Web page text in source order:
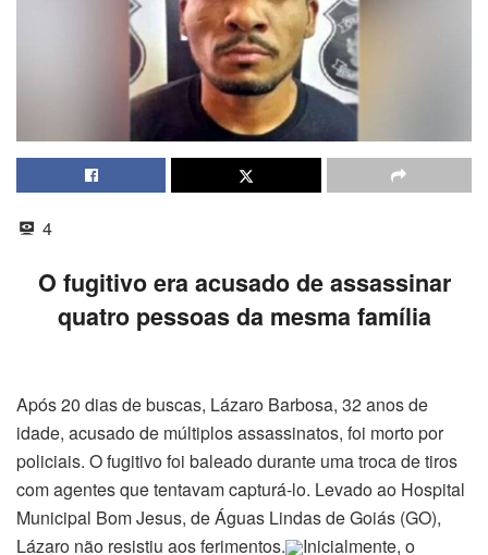
4
O fugitivo era acusado de assassinar
quatro pessoas da mesma família
Após 20 dias de buscas, Lázaro Barbosa, 32 anos de
idade, acusado de múltiplos assassinatos, foi morto por
policiais. O fugitivo foi baleado durante uma troca de tiros
com agentes que tentavam capturá-lo. Levado ao Hospital
Municipal Bom Jesus, de Águas Lindas de Goiás (GO),
Lázaro não resistiu aos ferimentos.
Inicialmente, o